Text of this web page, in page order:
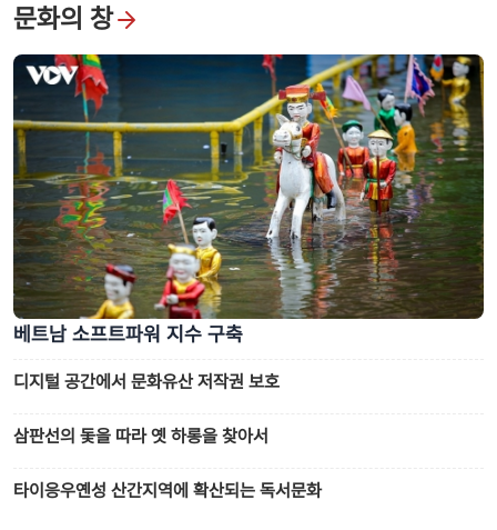
문화의 창
베트남 소프트파워 지수 구축
디지털 공간에서 문화유산 저작권 보호
삼판선의 돛을 따라 옛 하롱을 찾아서
타이응우옌성 산간지역에 확산되는 독서문화